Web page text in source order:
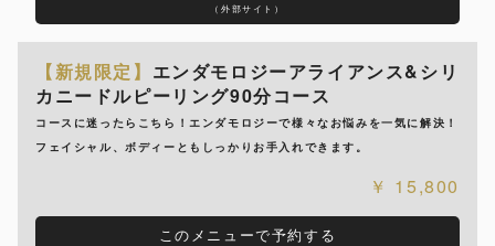
（外部サイト）
【新規限定】 エンダモロジーアライアンス&シリ
カニードルピーリング90分コース
コースに迷ったらこちら！エンダモロジーで様々なお悩みを一気に解決！
フェイシャル、ボディーともしっかりお手入れできます。
15,800
このメニューで予約する